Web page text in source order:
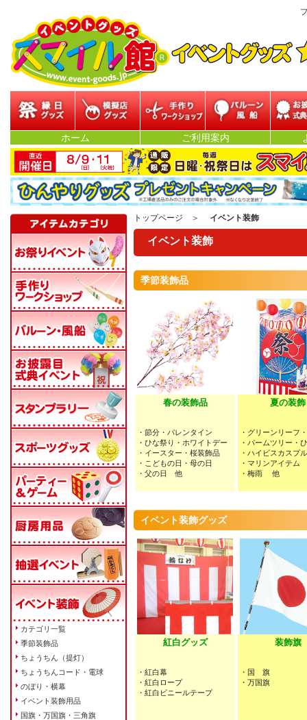
模擬店グッズ 参加型イベント バルーン・風船
お披露目
ベ
ホーム ご利用案内
トップページ ＞ イベント装飾
イベント装飾
季節装飾品
春の装飾品
・節分・バレンタイン
・ひな祭り・ホワイトデー
・イースター・桜装飾品
・こどもの日・母の日
・父の日 他
夏の装飾
・グリーンリーフ
・パームツリー・
・ハイビスカスプ
・マリンアイテム
・梅雨 他
イベント装飾グッズ
紅白グッズ
・紅白幕
・紅白ロープ
・紅白ビニールテープ
装飾旗
・国 旗
・万国旗
カテゴリ一覧
季節装飾品
ちょうちん（提灯）
ちょうちんコード・電球
のぼり・横幕
イベント装飾用品
国旗・万国旗・三角旗